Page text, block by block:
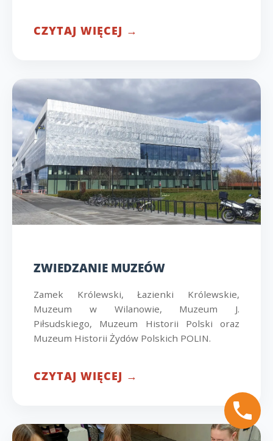
CZYTAJ WIĘCEJ →
ZWIEDZANIE MUZEÓW
Zamek Królewski, Łazienki Królewskie,
Muzeum w Wilanowie, Muzeum J.
Piłsudskiego, Muzeum Historii Polski oraz
Muzeum Historii Żydów Polskich POLIN.
CZYTAJ WIĘCEJ →